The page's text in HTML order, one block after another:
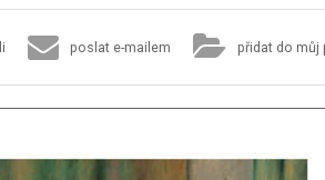
poslat e-mailem přidat do můj